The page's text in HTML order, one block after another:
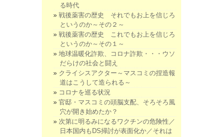
る時代
戦後薬害の歴史 それでもお上を信じろ
というのか～その２～
戦後薬害の歴史 これでもお上を信じろ
というのか～その１～
地球温暖化詐欺、コロナ詐欺・・・ウソ
だらけの社会と闘え
クライシスアクター～マスコミの捏造報
道はこうして造られる～
コロナを巡る状況
官邸・マスコミの頭脳支配、そろそろ風
穴が開き始めたか？
次第に明るみになるワクチンの危険性／
日本国内もDS掃討が表面化か／それは